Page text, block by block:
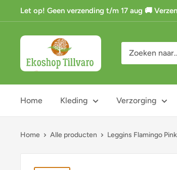
naar
Let op! Geen verzending t/m 17 aug 🚚
Ekoshop
Tillvaro
Home Kleding Verzorging
Home Alle producten Leggins Flamingo